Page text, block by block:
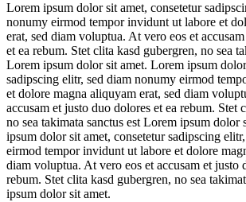
Lorem ipsum dolor sit amet, consetetur
nonumy eirmod tempor invidunt ut labore et
erat, sed diam voluptua. At vero eos et
et ea rebum. Stet clita kasd gubergren, no sea
Lorem ipsum dolor sit amet. Lorem ipsum
sadipscing elitr, sed diam nonumy eirmod
et dolore magna aliquyam erat, sed diam
accusam et justo duo dolores et ea rebum. Stet
no sea takimata sanctus est Lorem ipsum dolor
ipsum dolor sit amet, consetetur sadipscing
eirmod tempor invidunt ut labore et dolore
diam voluptua. At vero eos et accusam et justo
rebum. Stet clita kasd gubergren, no sea
ipsum dolor sit amet.